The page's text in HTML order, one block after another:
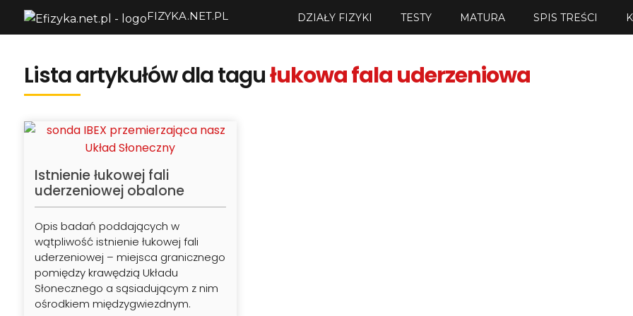
FIZYKA.NET.PL DZIAŁY FIZYKI TESTY MATURA SPIS TREŚCI
Lista artykułów dla tagułukowa fala uderzeniowa
Istnienie łukowej fali
uderzeniowej obalone
Opis badań poddających w
wątpliwość istnienie łukowej fali
uderzeniowej – miejsca granicznego
pomiędzy krawędzią Układu
Słonecznego a sąsiadującym z nim
ośrodkiem międzygwiezdnym.